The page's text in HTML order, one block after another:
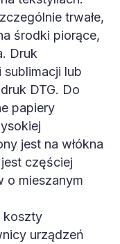
trwałe,
środki piorące,
Druk
lub
DTG. Do
papiery
jest na włókna
częściej
o mieszanym
koszty
urządzeń